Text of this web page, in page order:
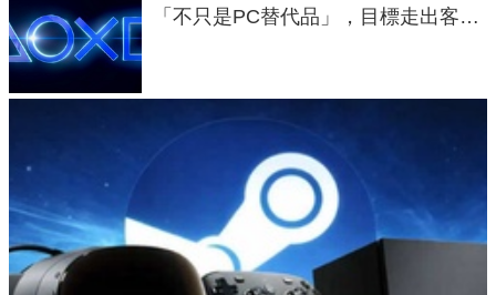
「不只是PC替代品」，目標走出客